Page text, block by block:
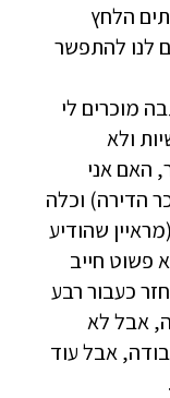
הלחץ
לנו להתפשר
מוכרים לי
ולא
האם אני
הדירה) וכלה
שהודיע
פשוט חייב
כעבור רבע
אבל לא
אבל עוד